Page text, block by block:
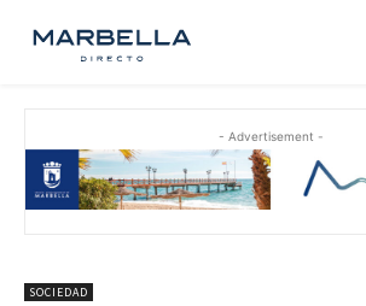
- Advertisement -
SOCIEDAD